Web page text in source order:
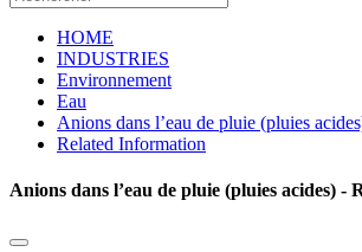
HOME
INDUSTRIES
Environnement
Eau
Anions dans l’eau de pluie (pluies
Related Information
Anions dans l’eau de pluie (pluies acides) -